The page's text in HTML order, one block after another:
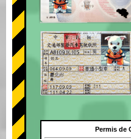
Permis de